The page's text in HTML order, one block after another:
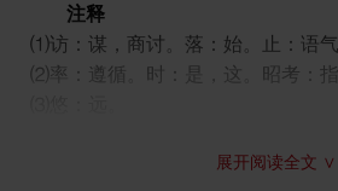
注释
⑴访：谋，商讨。落：始。止：语气
⑵率：遵循。时：是，这。昭考：指
也。”马瑞辰《毛诗传笺通释》：“《
展开阅读全文 ∨